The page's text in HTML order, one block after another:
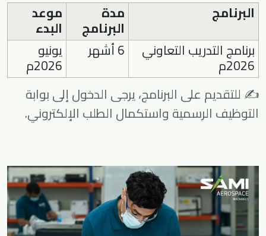
البرنامج
مدة
البرنامج
موعد
البدء
برنامج التدريب التعاوني
2026م
6 أشهر يونيو
2026م
✍️ للتقديم على البرنامج، يرجى الدخول إلى بوابة
التوظيف الرسمية واستكمال الطلب الإلكتروني.